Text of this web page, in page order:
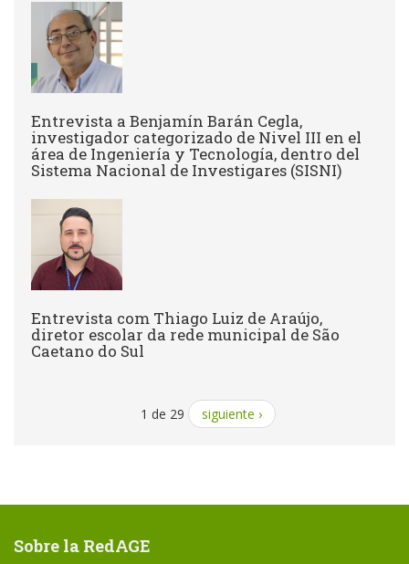
Entrevista a Benjamín Barán Cegla,
investigador categorizado de Nivel III en el
área de Ingeniería y Tecnología, dentro del
Sistema Nacional de Investigares (SISNI)
Entrevista com Thiago Luiz de Araújo,
diretor escolar da rede municipal de São
Caetano do Sul
1 de 29 siguiente ›
Sobre la RedAGE